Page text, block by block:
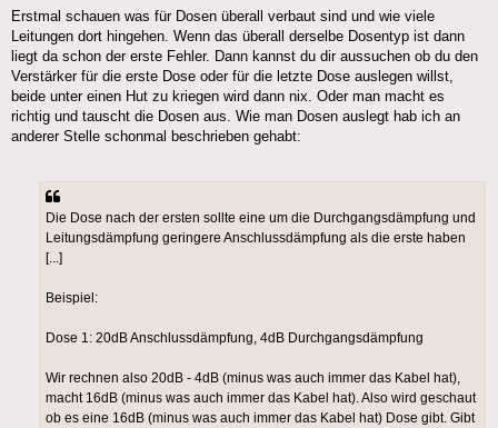
Erstmal schauen was für Dosen überall verbaut sind und wie viele
Leitungen dort hingehen. Wenn das überall derselbe Dosentyp ist dann
liegt da schon der erste Fehler. Dann kannst du dir aussuchen ob du den
Verstärker für die erste Dose oder für die letzte Dose auslegen willst,
beide unter einen Hut zu kriegen wird dann nix. Oder man macht es
richtig und tauscht die Dosen aus. Wie man Dosen auslegt hab ich an
anderer Stelle schonmal beschrieben gehabt:
Die Dose nach der ersten sollte eine um die Durchgangsdämpfung und
Leitungsdämpfung geringere Anschlussdämpfung als die erste haben
[...]
Beispiel:
Dose 1: 20dB Anschlussdämpfung, 4dB Durchgangsdämpfung
Wir rechnen also 20dB - 4dB (minus was auch immer das Kabel hat),
macht 16dB (minus was auch immer das Kabel hat). Also wird geschaut
ob es eine 16dB (minus was auch immer das Kabel hat) Dose gibt. Gibt